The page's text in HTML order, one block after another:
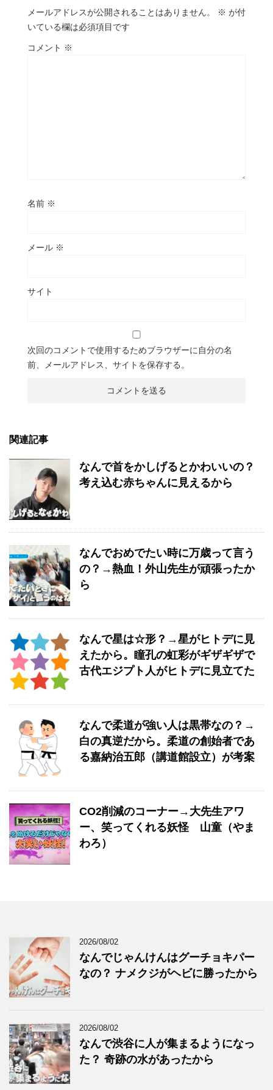
メールアドレスが公開されることはありません。 ※ が付
いている欄は必須項目です
コメント ※
名前 ※
メール ※
サイト
次回のコメントで使用するためブラウザーに自分の名
前、メールアドレス、サイトを保存する。
関連記事
なんで首をかしげるとかわいいの？
考え込む赤ちゃんに見えるから
なんでおめでたい時に万歳って言う
の？→熱血！外山先生が頑張ったか
ら
なんで星は☆形？→星がヒトデに見
えたから。瞳孔の虹彩がギザギザで
古代エジプト人がヒトデに見立てた
なんで柔道が強い人は黒帯なの？→
白の真逆だから。柔道の創始者であ
る嘉納治五郎（講道館設立）が考案
CO2削減のコーナー→大先生アワ
ー、笑ってくれる妖怪 山童（やま
わろ）
2026/08/02
なんでじゃんけんはグーチョキパー
なの？ ナメクジがヘビに勝ったから
2026/08/02
なんで渋谷に人が集まるようになっ
た？ 奇跡の水があったから